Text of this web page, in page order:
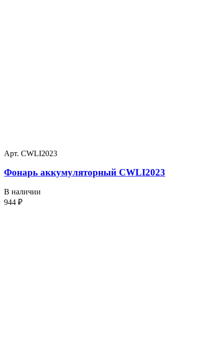
Арт. CWLI2023
Фонарь аккумуляторный CWLI2023
В наличии
944 ₽